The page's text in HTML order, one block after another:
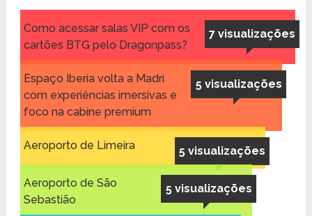
7 visualizações
Como acessar salas VIP com os
cartões BTG pelo Dragonpass?
5 visualizações
Espaço Iberia volta a Madri
com experiências imersivas e
foco na cabine premium
5 visualizações
Aeroporto de Limeira
5 visualizações
Aeroporto de São
Sebastião